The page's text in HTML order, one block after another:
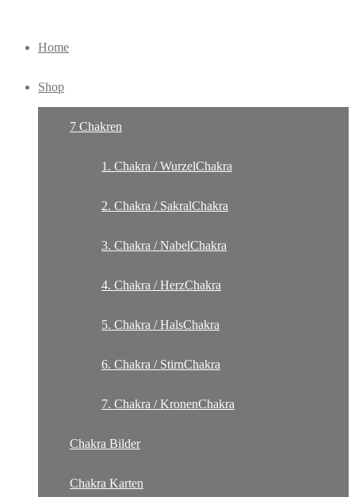
Home
Shop
7 Chakren
1. Chakra / WurzelChakra
2. Chakra / SakralChakra
3. Chakra / NabelChakra
4. Chakra / HerzChakra
5. Chakra / HalsChakra
6. Chakra / StirnChakra
7. Chakra / KronenChakra
Chakra Bilder
Chakra Karten